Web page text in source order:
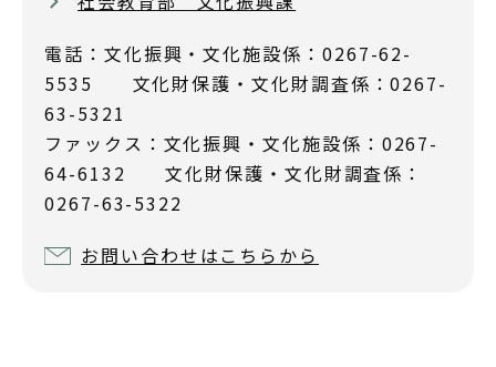
電話：文化振興・文化施設係：0267-62-
5535 文化財保護・文化財調査係：0267-
63-5321
ファックス：文化振興・文化施設係：0267-
64-6132 文化財保護・文化財調査係：
0267-63-5322
お問い合わせはこちらから